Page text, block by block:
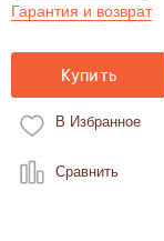
Гарантия и возврат
Купить
В Избранное
Сравнить